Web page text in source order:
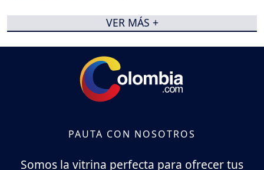
VER MÁS +
PAUTA CON NOSOTROS
Somos la vitrina perfecta para ofrecer tus